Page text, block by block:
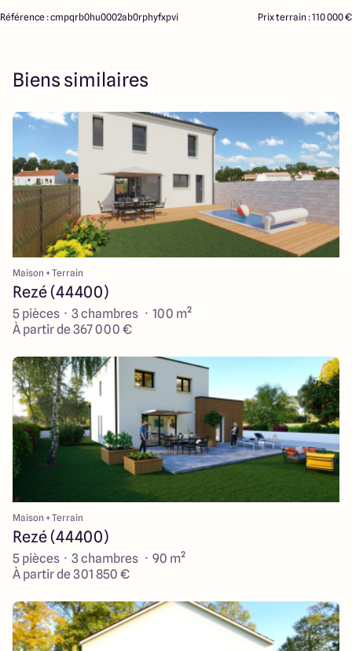
Référence : cmpqrb0hu0002ab0rphyfxpvi Prix terrain : 110 000 €
Biens similaires
Maison + Terrain
Rezé (44400)
5 pièces · 3 chambres · 100 m²
À partir de 367 000 €
Maison + Terrain
Rezé (44400)
5 pièces · 3 chambres · 90 m²
À partir de 301 850 €